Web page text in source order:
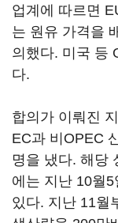
업계에 따르면
는 원유 가격을
의했다. 미국 등
다.
합의가 이뤄진
EC과 비OPEC
명을 냈다. 해당
에는 지난 10월
있다. 지난 11월